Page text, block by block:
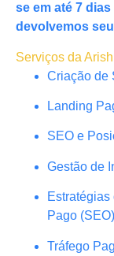
se em até 7
devolvemos
Serviços da
Criação de
Landing
SEO e
Gestão de
Pago (SEO)
Tráfego